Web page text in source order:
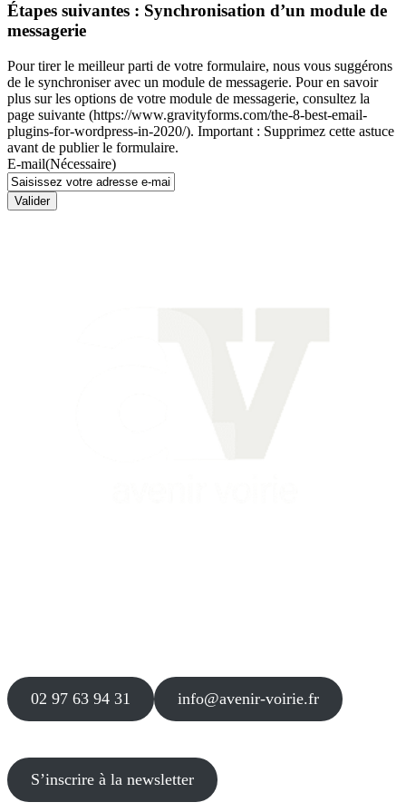
Étapes suivantes : Synchronisation d’un module de
messagerie
Pour tirer le meilleur parti de votre formulaire, nous vous suggérons
de le synchroniser avec un module de messagerie. Pour en savoir
plus sur les options de votre module de messagerie, consultez la
page suivante (https://www.gravityforms.com/the-8-best-email-
plugins-for-wordpress-in-2020/). Important : Supprimez cette astuce
avant de publier le formulaire.
E-mail(Nécessaire)
Valider
02 97 63 94 31 info@avenir-voirie.fr
S’inscrire à la newsletter